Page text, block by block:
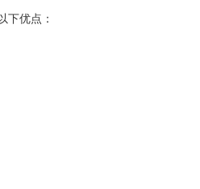
下优点：